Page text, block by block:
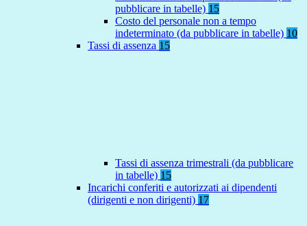
pubblicare in tabelle) 15
Costo del personale non a tempo
indeterminato (da pubblicare in tabelle) 10
Tassi di assenza 15
Tassi di assenza trimestrali (da pubblicare
in tabelle) 15
Incarichi conferiti e autorizzati ai dipendenti
(dirigenti e non dirigenti) 17